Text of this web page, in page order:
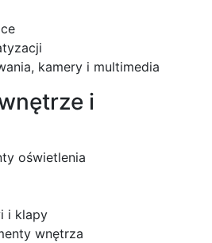
kamery i multimedia
i
oświetlenia
i klapy
wnętrza